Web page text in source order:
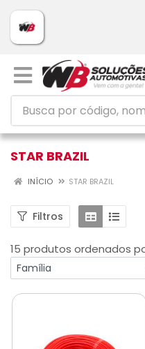
STAR BRAZIL
INÍCIO STAR BRAZIL
Filtros
15 produtos ordenados